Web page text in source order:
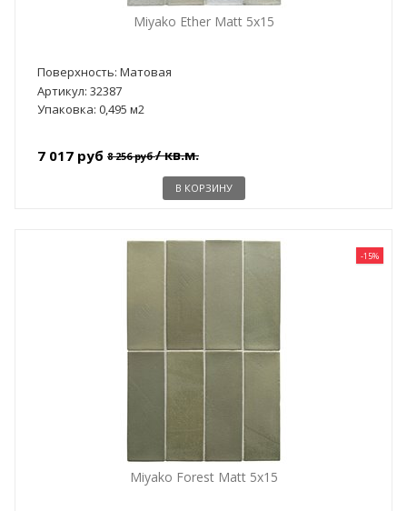
Miyako Ether Matt 5x15
Поверхность: Матовая
Артикул: 32387
Упаковка: 0,495 м2
7 017 руб 8 256 руб/ кв.м.
В КОРЗИНУ
-15%
Miyako Forest Matt 5x15